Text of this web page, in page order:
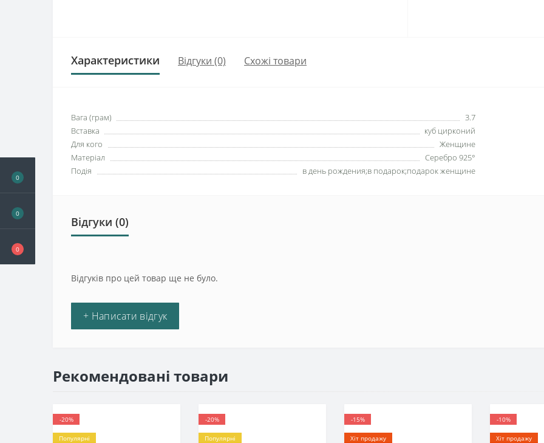
0
0
0
Характеристики Відгуки (0) Схожі товари
Вага (грам)
3.7
Вставка
куб цирконий
Для кого
Женщине
Матеріал
Серебро 925°
Подія
в день рождения;в подарок;подарок женщине
Відгуки (0)
Відгуків про цей товар ще не було.
+ Написати відгук
Рекомендовані товари
-20%
Популярні
-20%
Популярні
-15%
Хіт продажу
-10%
Хіт продажу